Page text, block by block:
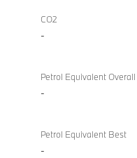
CO2
-
Petrol Equivalent Overall
-
Petrol Equivalent Best
-